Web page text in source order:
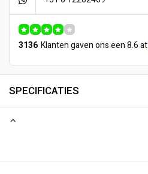
3136 Klanten gaven ons een 8.6 at
SPECIFICATIES